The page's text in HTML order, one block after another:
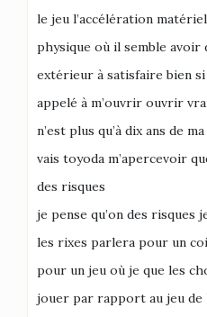
le jeu l’accélération
physique où il semble avoir
extérieur à satisfaire bien si
appelé à m’ouvrir ouvrir
n’est plus qu’à dix ans de
vais toyoda m’apercevoir
des risques
je pense qu’on des risques
les rixes parlera pour un
pour un jeu où je que les
jouer par rapport au jeu de